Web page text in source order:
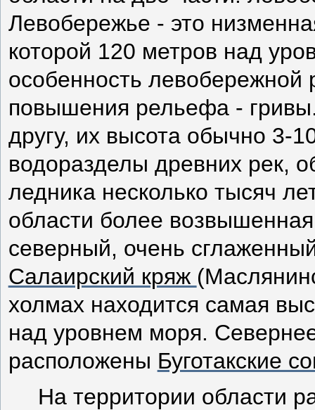
Левобережье - это
которой 120 метров над
особенность
повышения рельефа -
другу, их высота обычно 3-
водоразделы древних рек,
ледника несколько тысяч
области более
северный, очень
Салаирский кряж
холмах находится самая
над уровнем моря.
расположены Буготакские
На территории области